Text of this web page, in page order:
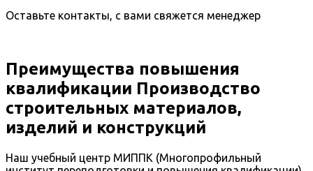
Оставьте контакты, с вами свяжется менеджер
Преимущества повышения
квалификации Производство
строительных материалов,
изделий и конструкций
Наш учебный центр МИППК (Многопрофильный